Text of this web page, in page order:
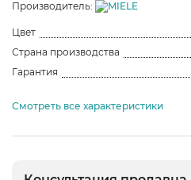
Производитель:
Цвет
Страна производства
Гарантия
Смотреть все характеристики